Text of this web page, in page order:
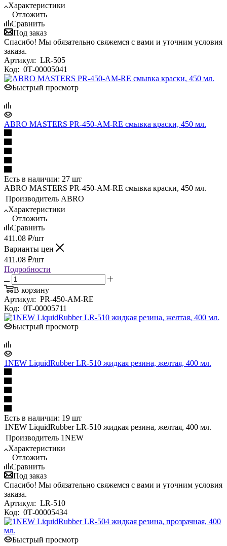
Характеристики
Отложить
Сравнить
Под заказ
Спасибо! Мы обязательно свяжемся с вами и уточним условия
заказа.
Артикул: LR-505
Код: 0Т-00005041
Быстрый просмотр
ABRO MASTERS PR-450-AM-RE смывка краски, 450 мл.
Есть в наличии: 27 шт
ABRO MASTERS PR-450-AM-RE смывка краски, 450 мл.
Производитель ABRO
Характеристики
Отложить
Сравнить
411.08 ₽/шт
Варианты цен
411.08 ₽/шт
Подробности
В корзину
Артикул: PR-450-AM-RE
Код: 0Т-00005711
Быстрый просмотр
1NEW LiquidRubber LR-510 жидкая резина, желтая, 400 мл.
Есть в наличии: 19 шт
1NEW LiquidRubber LR-510 жидкая резина, желтая, 400 мл.
Производитель 1NEW
Характеристики
Отложить
Сравнить
Под заказ
Спасибо! Мы обязательно свяжемся с вами и уточним условия
заказа.
Артикул: LR-510
Код: 0Т-00005434
Быстрый просмотр